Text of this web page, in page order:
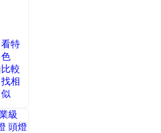
看特
色
比較
找相
似